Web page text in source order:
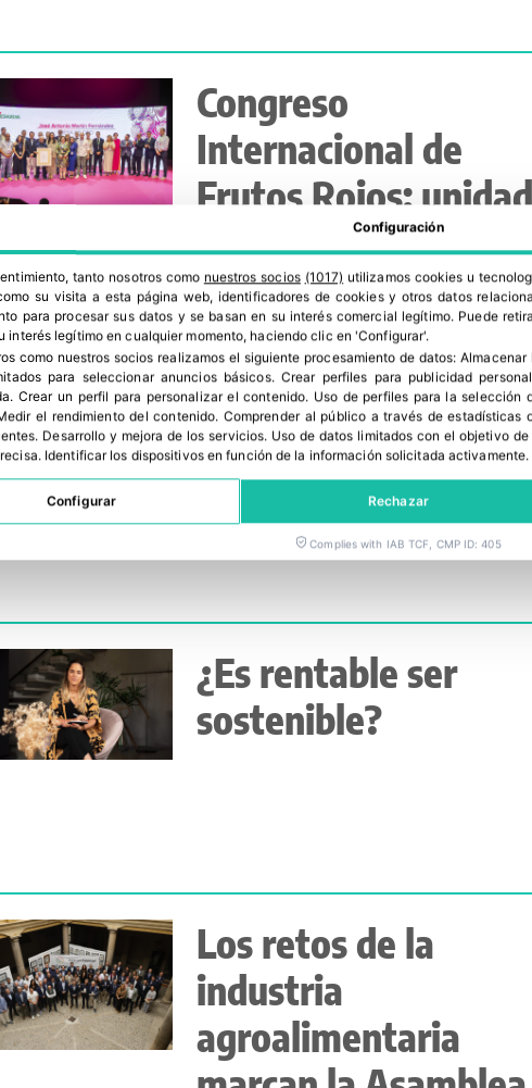
Congreso
Internacional de
Frutos Rojos:
innovación y
sostenibilidad
Grupo La Plana
presenta su Reporte
ESG 2025
¿Es rentable ser
sostenible?
Los retos de la
industria
agroalimentaria
Configuración
tanto nosotros como nuestros socios (1017) utilizamos cookies u
su visita a esta página web, identificadores de cookies y otros datos
para procesar sus datos y se basan en su interés comercial legítimo. Puede
interés legítimo en cualquier momento, haciendo clic en 'Configurar'.
como nuestros socios realizamos el siguiente procesamiento de datos:Almacenar
para seleccionar anuncios básicos. Crear perfiles para publicidad
. Crear un perfil para personalizar el contenido. Uso de perfiles para la selección
el rendimiento del contenido. Comprender al público a través de
. Desarrollo y mejora de los servicios. Uso de datos limitados con el objetivo
. Identificar los dispositivos en función de la información solicitada activamente.
Configurar Rechazar
Complies with IAB TCF, CMP ID: 405